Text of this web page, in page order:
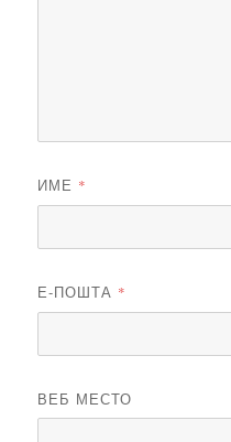
ИМЕ *
Е-ПОШТА *
ВЕБ МЕСТО